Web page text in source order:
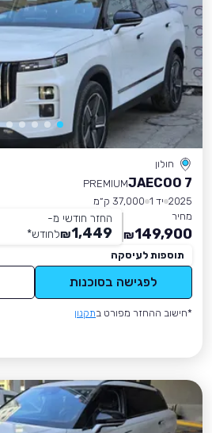
חולון
JAECOO 7
PREMIUM
2025 יד 1
37,000 ק״מ
מחיר
149,900
₪
החזר חודשי מ-
1,449
₪לחודש*
תוספות לעיסקה
לפגישה בסוכנות
*חישוב ההחזר מפורט בתקנון